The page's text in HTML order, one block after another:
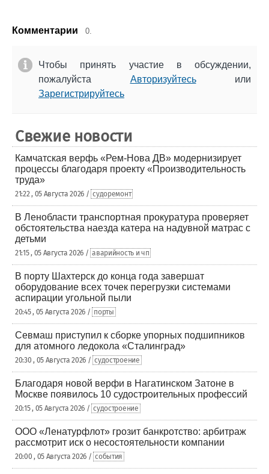
Комментарии 0.
Чтобы принять участие в обсуждении,
пожалуйста Авторизуйтесьили
Зарегистрируйтесь
Свежие новости
Камчатская верфь «Рем-Нова ДВ» модернизирует
процессы благодаря проекту «Производительность
труда»
21:22 , 05 Августа 2026 / судоремонт
В Ленобласти транспортная прокуратура проверяет
обстоятельства наезда катера на надувной матрас с
детьми
21:15 , 05 Августа 2026 / аварийность и чп
В порту Шахтерск до конца года завершат
оборудование всех точек перегрузки системами
аспирации угольной пыли
20:45 , 05 Августа 2026 / порты
Севмаш приступил к сборке упорных подшипников
для атомного ледокола «Сталинград»
20:30 , 05 Августа 2026 / судостроение
Благодаря новой верфи в Нагатинском Затоне в
Москве появилось 10 судостроительных профессий
20:15 , 05 Августа 2026 / судостроение
ООО «Ленатурфлот» грозит банкротство: арбитраж
рассмотрит иск о несостоятельности компании
20:00 , 05 Августа 2026 / события